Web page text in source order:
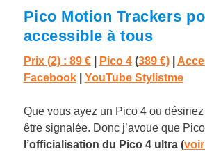
Pico Motion Trackers
accessible à tous
Prix (2) : 89 €| Pico 4(389 €)|
Facebook| YouTube Stylistme
Que vous ayez un Pico 4 ou
être signalée. Donc j’avoue que
l’officialisation du Pico 4 ultra (